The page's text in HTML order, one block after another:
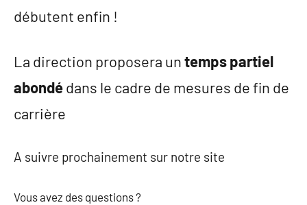
débutent enfin !
La direction proposera untemps partiel
abondédans le cadre de mesures de fin de
carrière
A suivre prochainement sur notre site
Vous avez des questions ?